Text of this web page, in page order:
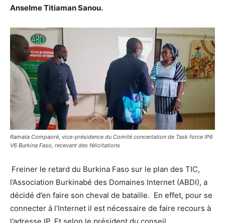
Anselme Titiaman Sanou.
Ramata Compaoré, vice-présidence du Comité concertation de Task force IP6
V6 Burkina Faso, recevant des félicitations
Freiner le retard du Burkina Faso sur le plan des TIC,
l’Association Burkinabé des Domaines Internet (ABDI), a
décidé d’en faire son cheval de bataille. En effet, pour se
connecter à l’Internet il est nécessaire de faire recours à